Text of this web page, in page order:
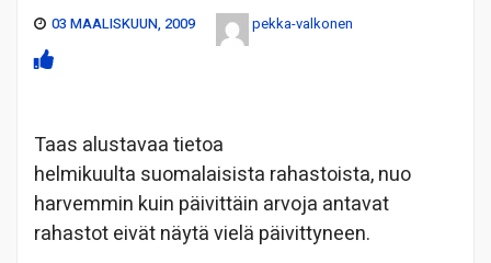
03 MAALISKUUN, 2009 pekka-valkonen
Taas alustavaa tietoa
helmikuulta suomalaisista rahastoista, nuo
harvemmin kuin päivittäin arvoja antavat
rahastot eivät näytä vielä päivittyneen.